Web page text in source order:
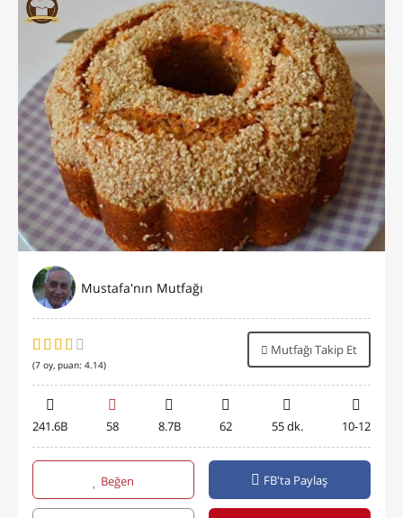
Mustafa'nın Mutfağı
(7 oy, puan: 4.14)
Mutfağı Takip Et
241.6B 58 8.7B 62 55 dk. 10-12
Beğen FB'ta Paylaş